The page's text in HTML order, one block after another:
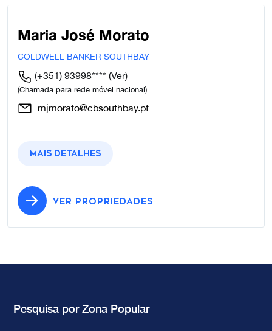
Maria José Morato
COLDWELL BANKER SOUTHBAY
(+351) 93998**** (Ver)
(Chamada para rede móvel nacional)
mjmorato@cbsouthbay.pt
Mais detalhes
VER PROPRIEDADES
Pesquisa por Zona Popular